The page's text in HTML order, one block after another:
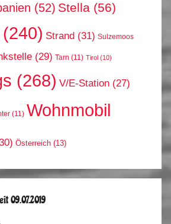
(52) Stella (56)
(240) Strand (31) Sulzemoos
(29) Tarn (11) Tirol (10)
(268) V/E-Station (27)
(11) Wohnmobil
Österreich (13)
09.07.2019